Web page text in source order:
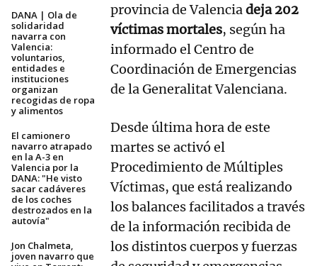
DANA | Ola de
solidaridad
navarra con
Valencia:
voluntarios,
entidades e
instituciones
organizan
recogidas de ropa
y alimentos
El camionero
navarro atrapado
en la A-3 en
Valencia por la
DANA: "He visto
sacar cadáveres
de los coches
destrozados en la
autovía"
Jon Chalmeta,
joven navarro que
provincia de Valenciadeja 202
víctimas mortales, según ha
informado el Centro de
Coordinación de Emergencias
de la Generalitat Valenciana.
Desde última hora de este
martes se activó el
Procedimiento de Múltiples
Víctimas, que está realizando
los balances facilitados a través
de la información recibida de
los distintos cuerpos y fuerzas